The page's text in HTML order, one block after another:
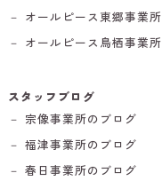
－ オールピース東郷事業所
－ オールピース鳥栖事業所
スタッフブログ
－ 宗像事業所のブログ
－ 福津事業所のブログ
－ 春日事業所のブログ